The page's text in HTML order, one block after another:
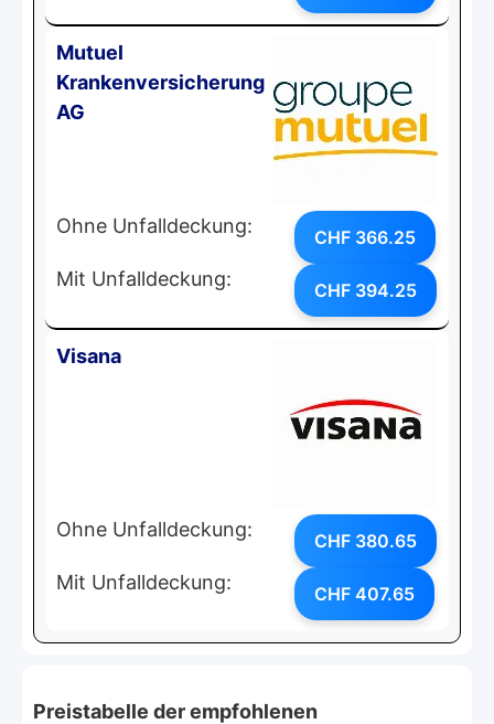
Mutuel
Krankenversicherung
AG
Ohne Unfalldeckung: CHF 366.25
Mit Unfalldeckung: CHF 394.25
Visana
Ohne Unfalldeckung: CHF 380.65
Mit Unfalldeckung: CHF 407.65
Preistabelle der empfohlenen